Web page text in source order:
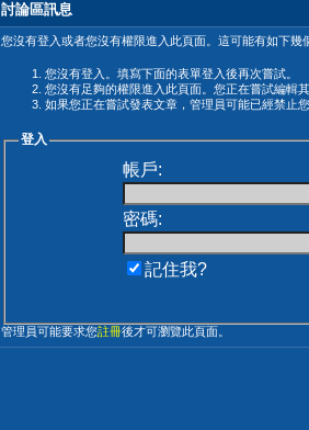
討論區訊息
您沒有登入或者您沒有權限進入此頁面。這可能有如下幾
您沒有登入。填寫下面的表單登入後再次嘗試。
您沒有足夠的權限進入此頁面。您正在嘗試編輯
如果您正在嘗試發表文章，管理員可能已經禁止
登入
帳戶:
密碼:
記住我?
管理員可能要求您註冊後才可瀏覽此頁面。